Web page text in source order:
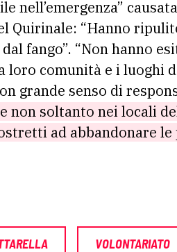
nell’emergenza”
Quirinale: “Hanno
dal fango”. “Non hanno
comunità e i luoghi
grande senso di
non soltanto nei locali
ad abbandonare
VOLONTARIATO